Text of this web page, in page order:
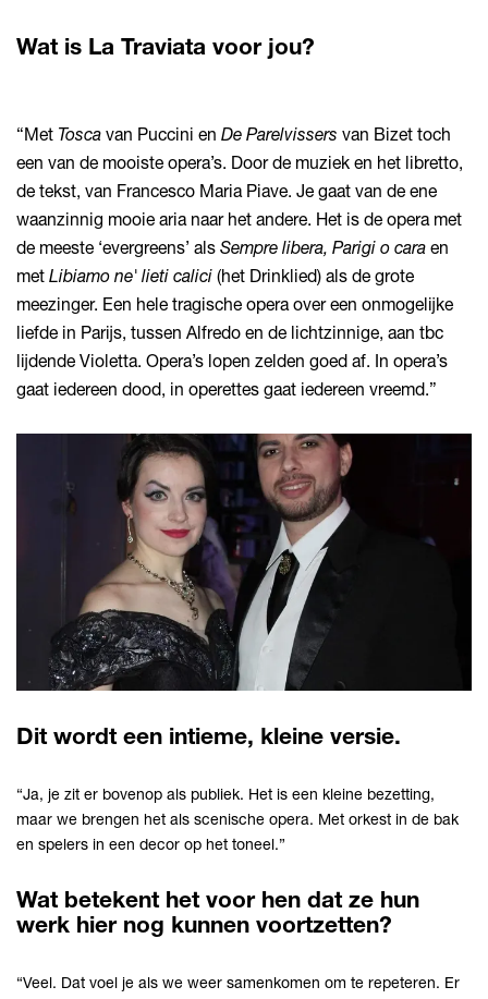
Wat is La Traviata voor jou?
“Met Tosca van Puccini en De Parelvissers van Bizet toch
een van de mooiste opera’s. Door de muziek en het libretto,
de tekst, van Francesco Maria Piave. Je gaat van de ene
waanzinnig mooie aria naar het andere. Het is de opera met
de meeste ‘evergreens’ als Sempre libera, Parigi o cara en
met Libiamo ne' lieti calici (het Drinklied) als de grote
meezinger. Een hele tragische opera over een onmogelijke
liefde in Parijs, tussen Alfredo en de lichtzinnige, aan tbc
lijdende Violetta. Opera’s lopen zelden goed af. In opera’s
gaat iedereen dood, in operettes gaat iedereen vreemd.”
Dit wordt een intieme, kleine versie.
“Ja, je zit er bovenop als publiek. Het is een kleine bezetting,
maar we brengen het als scenische opera. Met orkest in de bak
en spelers in een decor op het toneel.”
Wat betekent het voor hen dat ze hun
werk hier nog kunnen voortzetten?
“Veel. Dat voel je als we weer samenkomen om te repeteren. Er